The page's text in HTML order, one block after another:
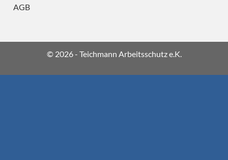
AGB
© 2026 - Teichmann Arbeitsschutz e.K.